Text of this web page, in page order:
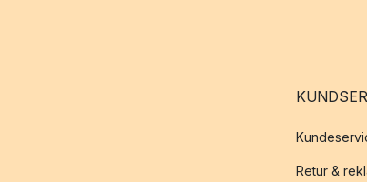
Retur &